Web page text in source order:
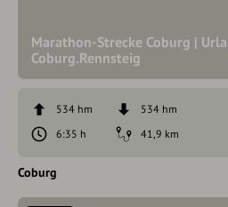
Marathon-Strecke Coburg |
Coburg.Rennsteig
534 hm
534 hm
6:35 h
41,9 km
Coburg